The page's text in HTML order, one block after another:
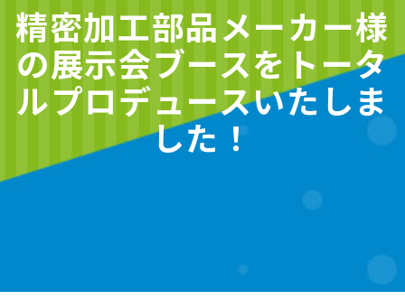
精密加工部品メーカー様
の展示会ブースをトータ
ルプロデュースいたしま
した！